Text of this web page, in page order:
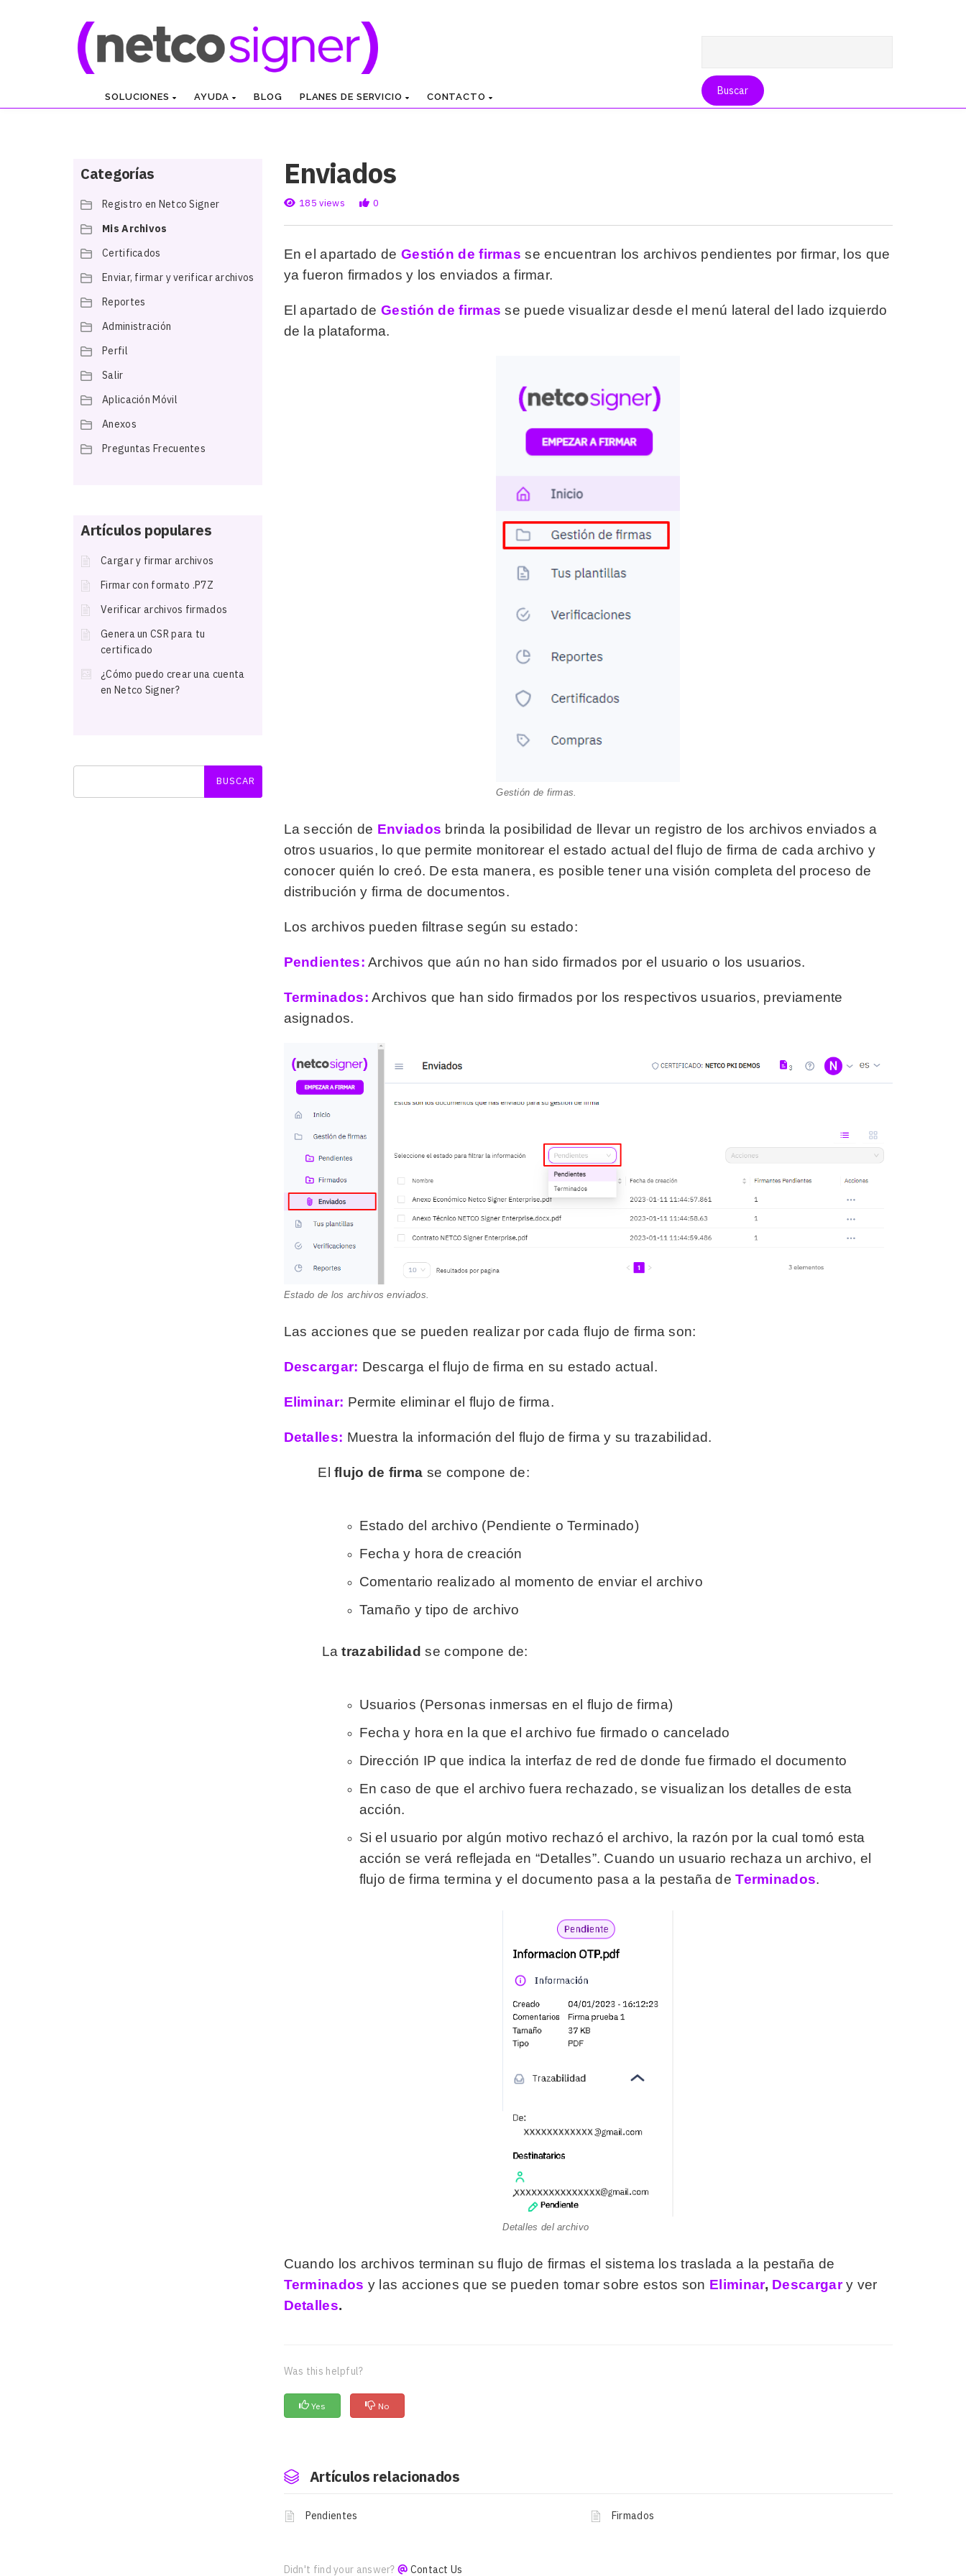
SOLUCIONES AYUDA BLOG PLANES DE SERVICIO CONTACTO
Categorías
Registro en Netco Signer
Mis Archivos
Certificados
Enviar, firmar y verificar archivos
Reportes
Administración
Perfil
Salir
Aplicación Móvil
Anexos
Preguntas Frecuentes
Artículos populares
Cargar y firmar archivos
Firmar con formato .P7Z
Verificar archivos firmados
Genera un CSR para tu
certificado
¿Cómo puedo crear una cuenta
en Netco Signer?
Enviados
185 views 0
En el apartado de Gestión de firmas se encuentran los archivos pendientes por firmar, los que
ya fueron firmados y los enviados a firmar.
El apartado de Gestión de firmas se puede visualizar desde el menú lateral del lado izquierdo
de la plataforma.
Gestión de firmas.
La sección de Enviados brinda la posibilidad de llevar un registro de los archivos enviados a
otros usuarios, lo que permite monitorear el estado actual del flujo de firma de cada archivo y
conocer quién lo creó. De esta manera, es posible tener una visión completa del proceso de
distribución y firma de documentos.
Los archivos pueden filtrase según su estado:
Pendientes: Archivos que aún no han sido firmados por el usuario o los usuarios.
Terminados: Archivos que han sido firmados por los respectivos usuarios, previamente
asignados.
Estado de los archivos enviados.
Las acciones que se pueden realizar por cada flujo de firma son:
Descargar: Descarga el flujo de firma en su estado actual.
Eliminar: Permite eliminar el flujo de firma.
Detalles: Muestra la información del flujo de firma y su trazabilidad.
El flujo de firma se compone de:
Estado del archivo (Pendiente o Terminado)
Fecha y hora de creación
Comentario realizado al momento de enviar el archivo
Tamaño y tipo de archivo
Latrazabilidad se compone de:
Usuarios (Personas inmersas en el flujo de firma)
Fecha y hora en la que el archivo fue firmado o cancelado
Dirección IP que indica la interfaz de red de donde fue firmado el documento
En caso de que el archivo fuera rechazado, se visualizan los detalles de esta
acción.
Si el usuario por algún motivo rechazó el archivo, la razón por la cual tomó esta
acción se verá reflejada en “Detalles”. Cuando un usuario rechaza un archivo, el
flujo de firma termina y el documento pasa a la pestaña deTerminados.
Detalles del archivo
Cuando los archivos terminan su flujo de firmas el sistema los traslada a la pestaña de
Terminados y las acciones que se pueden tomar sobre estos son Eliminar, Descargar y ver
Detalles.
Was this helpful?
Yes No
Artículos relacionados
Pendientes Firmados
Didn't find your answer? Contact Us